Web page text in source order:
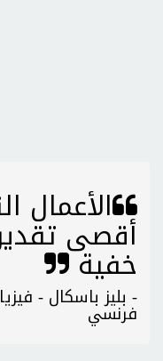
الأعمال
أقصى
خفية
- بليز باسكال -
فرنسي